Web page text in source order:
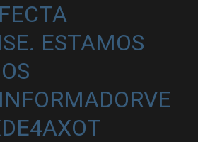
ESTAMOS